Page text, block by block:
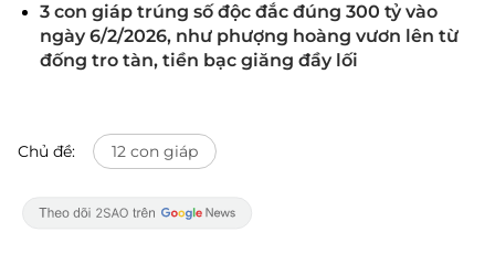
3 con giáp trúng số độc đắc đúng 300 tỷ vào
ngày 6/2/2026, như phượng hoàng vươn lên từ
đống tro tàn, tiền bạc giăng đầy lối
Chủ đề: 12 con giáp